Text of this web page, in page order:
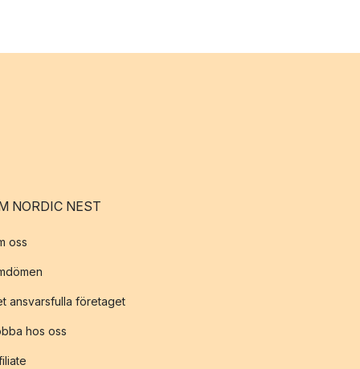
NORDIC NEST
oss
ansvarsfulla företaget
hos oss